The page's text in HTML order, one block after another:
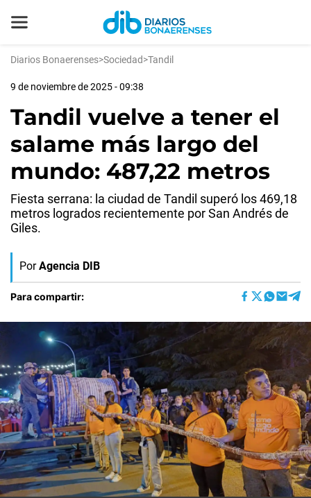
Diarios Bonaerenses>Sociedad>Tandil
9 de noviembre de 2025 - 09:38
Tandil vuelve a tener el
salame más largo del
mundo: 487,22 metros
Fiesta serrana: la ciudad de Tandil superó los 469,18
metros logrados recientemente por San Andrés de
Giles.
Por Agencia DIB
Para compartir: